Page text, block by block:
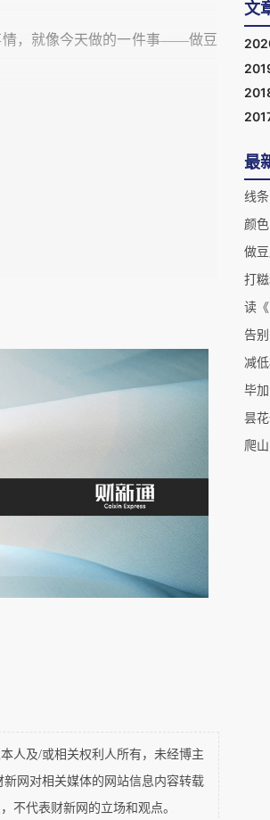
，就像今天做的一件事——做豆
所以知道舅爷爷要做豆腐我就十
里，打了一些水进去。把筐端进
进漏斗一样的开口里。随着嗡嗡
这样一碗黄豆一碗水，地上的大
剩余的豆渣冲到铁盆里，便弯下
们小时候做豆腐都是用那个石磨，
现在没有多少人用石磨了，太累
姑姑回答：“没什么区别，做出
有一把长长的铁夹，是用来放柴
。姑姑说：
上流下来的呢！
及/或相关权利人所有，未经博主
网对相关媒体的网站信息内容转载
不代表财新网的立场和观点。
文
最
线条
颜色
做
打
读
告别
减
毕
昙
爬山